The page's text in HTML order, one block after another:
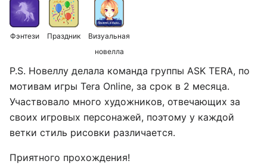
Фэнтези Праздник
Визуальная
новелла
P.S. Новеллу делала команда группы ASK TERA, по
мотивам игры Tera Online, за срок в 2 месяца.
Участвовало много художников, отвечающих за
своих игровых персонажей, поэтому у каждой
ветки стиль рисовки различается.
Приятного прохождения!